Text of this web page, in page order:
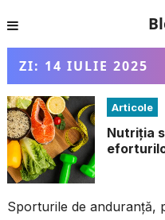
ZI: 14 IULIE 2025
Articole
Nutriția
Sporturile de anduranță,